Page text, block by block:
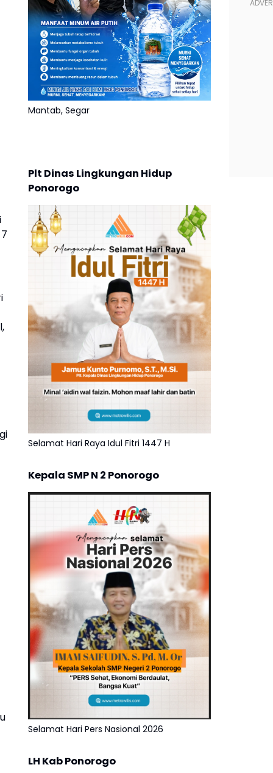
Mantab, Segar
Plt Dinas Lingkungan Hidup
Ponorogo
Selamat Hari Raya Idul Fitri 1447 H
Kepala SMP N 2 Ponorogo
Selamat Hari Pers Nasional 2026
LH Kab Ponorogo